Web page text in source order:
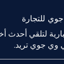
جوي للتجارة
لتلقي أحدث
وي جوي تريد.